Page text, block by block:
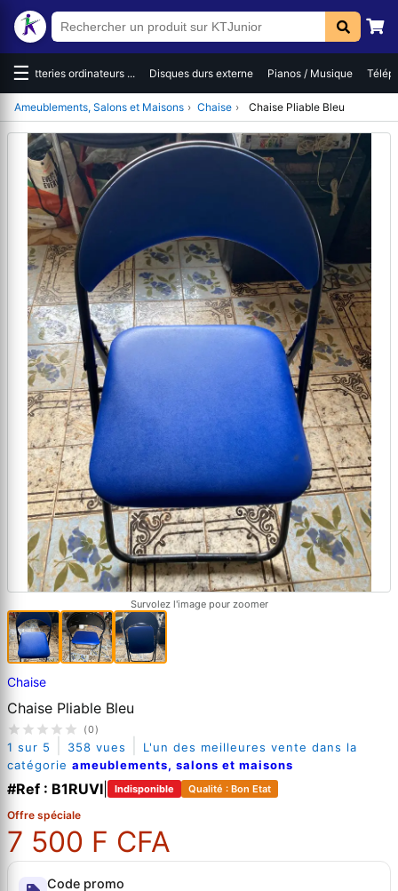
☰Batteries ordinateurs ... Disques durs externe Pianos / Musique
Ameublements, Salons et Maisons › Chaise › Chaise Pliable Bleu
Survolez l'image pour zoomer
Chaise
Chaise Pliable Bleu
(0)
1 sur 5 358 vues
L'un des meilleures vente dans la
catégorie ameublements, salons et maisons
#Ref : B1RUVI Indisponible Qualité : Bon Etat
Offre spéciale
7 500 F CFA
Code promo